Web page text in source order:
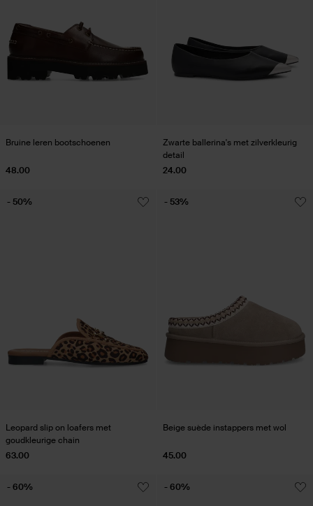
Bruine leren bootschoenen
48.00
Zwarte ballerina's met zilverkleurig
detail
24.00
Leopard slip on loafers met
goudkleurige chain
63.00
- 50%
Beige suède instappers met wol
45.00
- 53%
- 60% - 60%